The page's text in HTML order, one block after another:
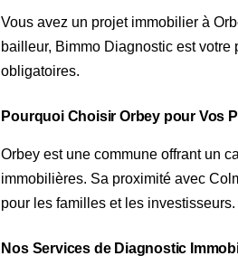
Vous avez un projet immobilier à
bailleur, Bimmo Diagnostic est
obligatoires.
Pourquoi Choisir Orbey pour Vos
Orbey est une commune offrant un
immobilières. Sa proximité avec
pour les familles et les investisseurs.
Nos Services de Diagnostic